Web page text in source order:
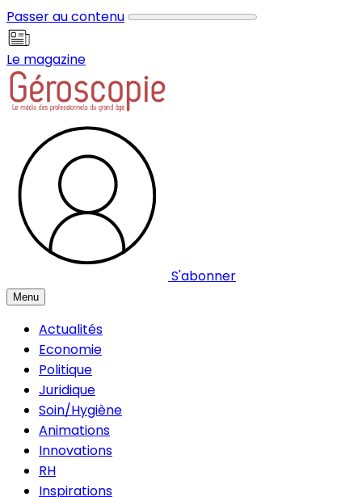
Passer au contenu
Le magazine
S'abonner
Menu
Actualités
Economie
Politique
Juridique
Soin/Hygiène
Animations
Innovations
RH
Inspirations
Panneau de gestion des cookies